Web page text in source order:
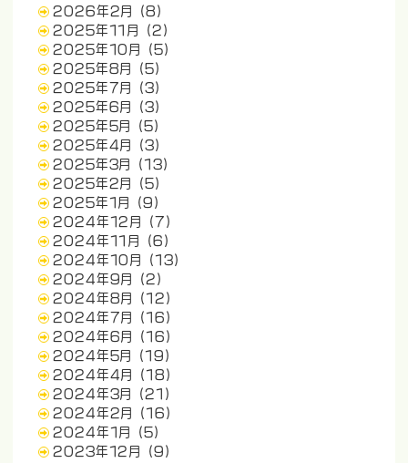
2026年2月
(8)
2025年11月
(2)
2025年10月
(5)
2025年8月
(5)
2025年7月
(3)
2025年6月
(3)
2025年5月
(5)
2025年4月
(3)
2025年3月
(13)
2025年2月
(5)
2025年1月
(9)
2024年12月
(7)
2024年11月
(6)
2024年10月
(13)
2024年9月
(2)
2024年8月
(12)
2024年7月
(16)
2024年6月
(16)
2024年5月
(19)
2024年4月
(18)
2024年3月
(21)
2024年2月
(16)
2024年1月
(5)
2023年12月
(9)